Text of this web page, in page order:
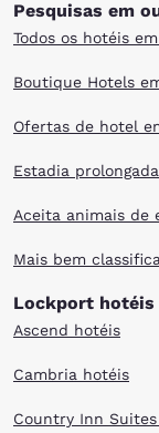
Pesquisas em
Todos os hotéis
Boutique Hotels
Ofertas de hotel
Estadia
Aceita animais de
Mais bem
Lockport hotéis
Ascend hotéis
Cambria hotéis
Country Inn